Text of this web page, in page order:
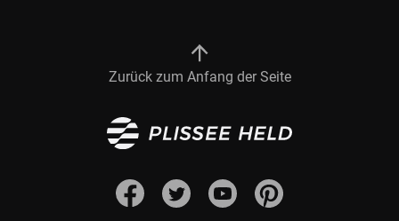
Zurück zum Anfang der Seite